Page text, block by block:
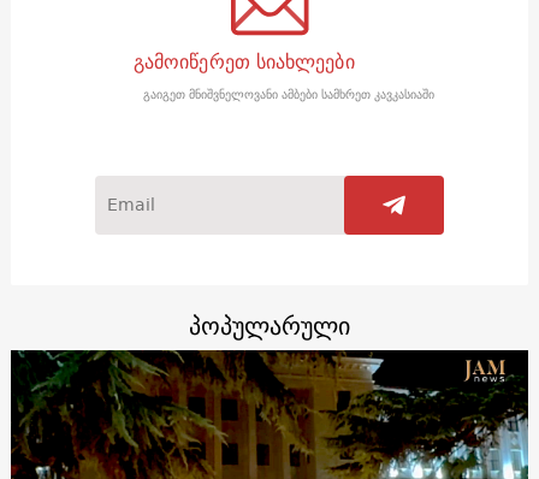
გამოიწერეთ სიახლეები
გაიგეთ მნიშვნელოვანი ამბები სამხრეთ კავკასიაში
პოპულარული